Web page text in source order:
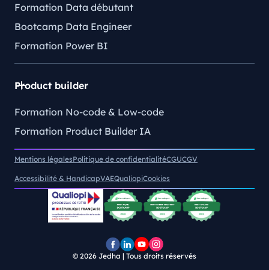
Formation Data débutant
Bootcamp Data Engineer
Formation Power BI
Product builder
Formation No-code & Low-code
Formation Product Builder IA
Mentions légalesPolitique de confidentialitéCGUCGV
Accessibilité & HandicapVAEQualiopiCookies
PagePageChaîne
Pofil
© 2026 Jedha | Tous droits réservés